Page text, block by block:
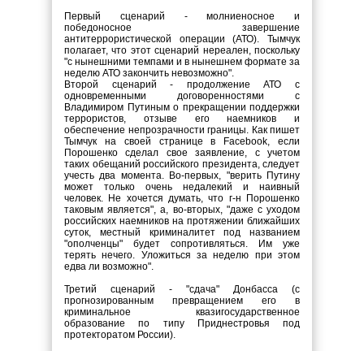
Первый сценарий - молниеносное и
победоносное завершение
антитеррористической операции (АТО). Тымчук
полагает, что этот сценарий нереален, поскольку
"с нынешними темпами и в нынешнем формате за
неделю АТО закончить невозможно".
Второй сценарий - продолжение АТО с
одновременными договоренностями с
Владимиром Путиным о прекращении поддержки
террористов, отзыве его наемников и
обеспечение непрозрачности границы. Как пишет
Тымчук на своей странице в Facebook, если
Порошенко сделал свое заявление, с учетом
таких обещаний российского президента, следует
учесть два момента. Во-первых, "верить Путину
может только очень недалекий и наивный
человек. Не хочется думать, что г-н Порошенко
таковым является", а, во-вторых, "даже с уходом
российских наемников на протяжении ближайших
суток, местный криминалитет под названием
"ополченцы" будет сопротивляться. Им уже
терять нечего. Уложиться за неделю при этом
едва ли возможно".
Третий сценарий - "сдача" Донбасса (с
прогнозированным превращением его в
криминальное квазигосударственное
образование по типу Приднестровья под
протекторатом России).